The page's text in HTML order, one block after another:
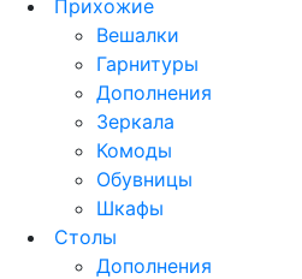
Прихожие
Вешалки
Гарнитуры
Дополнения
Зеркала
Комоды
Обувницы
Шкафы
Столы
Дополнения